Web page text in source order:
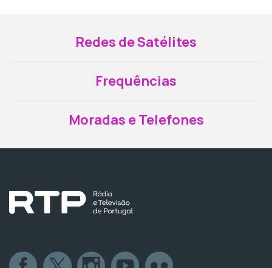
Redes de Satélites
Frequências
Moradas e Telefones